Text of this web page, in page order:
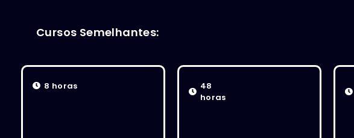
Cursos Semelhantes:
8 horas
48
horas